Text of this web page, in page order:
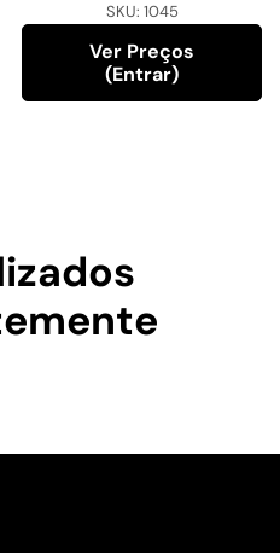
SKU: 1045
Ver Preços
(entrar)